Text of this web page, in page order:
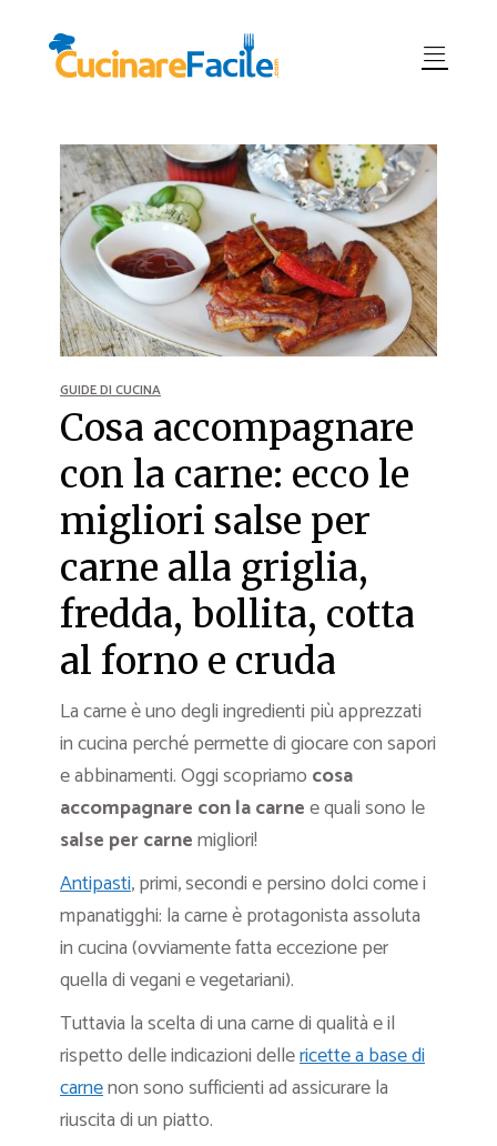
GUIDE DI CUCINA
Cosa accompagnare
con la carne: ecco le
migliori salse per
carne alla griglia,
fredda, bollita, cotta
al forno e cruda
La carne è uno degli ingredienti più apprezzati
in cucina perché permette di giocare con sapori
e abbinamenti. Oggi scopriamo cosa
accompagnare con la carnee quali sono le
salse per carnemigliori!
Antipasti, primi, secondi e persino dolci come i
mpanatigghi: la carne è protagonista assoluta
in cucina (ovviamente fatta eccezione per
quella di vegani e vegetariani).
Tuttavia la scelta di una carne di qualità e il
rispetto delle indicazioni dellericette a base di
carnenon sono sufficienti ad assicurare la
riuscita di un piatto.